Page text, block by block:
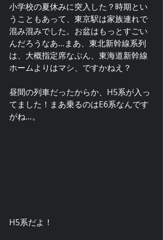
小学校の夏休みに突入した？時期とい
うこともあって、東京駅は家族連れで
混み混みでした。お盆はもっとすごい
んだろうなあ…まあ、東北新幹線系列
は、大概指定席なぶん、東海道新幹線
ホームよりはマシ、ですかねえ？
昼間の列車だったからか、H5系が入っ
てました！まあ乗るのはE6系なんです
がね…。
H5系だよ！